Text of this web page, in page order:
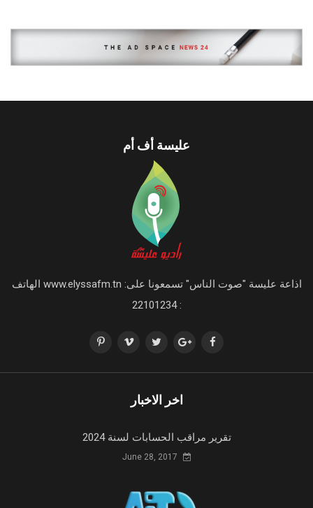
عليسة أف أم
اذاعة عليسة "صوت الناس" تسمعونا على: www.elyssafm.tn الهاتف
: 22101234
اخر الاخبار
تقرير مراقب الحسابات لسنة 2024